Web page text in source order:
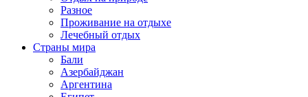
Разное
Проживание на отдыхе
Лечебный отдых
Страны мира
Бали
Азербайджан
Аргентина